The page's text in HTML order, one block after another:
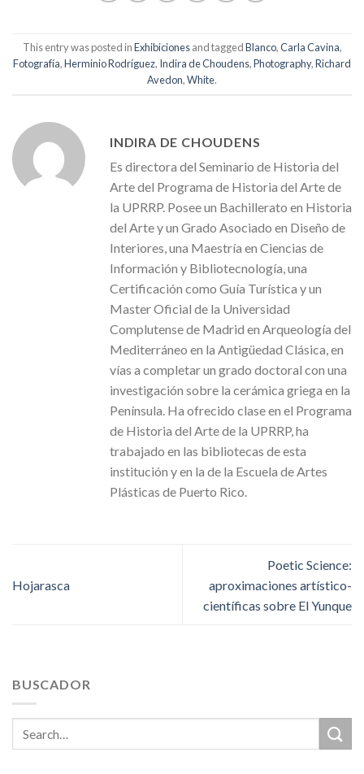
This entry was posted inExhibicionesand taggedBlanco,Carla Cavina,
Fotografía,Herminio Rodríguez, Indira de Choudens,Photography,Richard
Avedon,White.
INDIRA DE CHOUDENS
Es directora del Seminario de Historia del
Arte del Programa de Historia del Arte de
la UPRRP. Posee un Bachillerato en Historia
del Arte y un Grado Asociado en Diseño de
Interiores, una Maestría en Ciencias de
Información y Bibliotecnología, una
Certificación como Guía Turística y un
Master Oficial de la Universidad
Complutense de Madrid en Arqueología del
Mediterráneo en la Antigüedad Clásica, en
vías a completar un grado doctoral con una
investigación sobre la cerámica griega en la
Península. Ha ofrecido clase en el Programa
de Historia del Arte de la UPRRP, ha
trabajado en las bibliotecas de esta
institución y en la de la Escuela de Artes
Plásticas de Puerto Rico.
Hojarasca
Poetic Science:
aproximaciones artístico-
científicas sobre El Yunque
BUSCADOR